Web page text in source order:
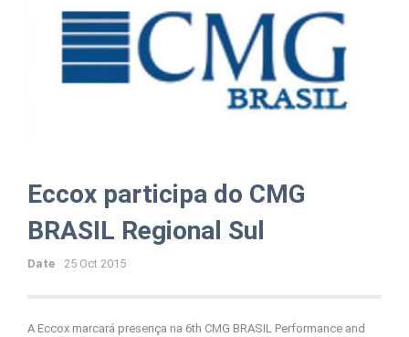
Eccox participa do CMG
BRASIL Regional Sul
Date 25 Oct 2015
A Eccox marcará presença na 6th CMG BRASIL Performance and